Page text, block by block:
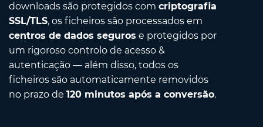
downloads são protegidos com criptografia
SSL/TLS, os ficheiros são processados em
centros de dados seguros e protegidos por
um rigoroso controlo de acesso &
autenticação — além disso, todos os
ficheiros são automaticamente removidos
no prazo de 120 minutos após a conversão.